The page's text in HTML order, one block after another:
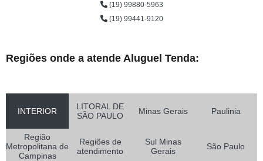
(19) 99880-5963
(19) 99441-9120
Regiões onde a atende Aluguel Tenda:
INTERIOR
LITORAL DE
SÃO PAULO
Minas Gerais Paulinia
Região
Metropolitana de
Campinas
Regiões de
atendimento
Sul Minas
Gerais
São Paulo